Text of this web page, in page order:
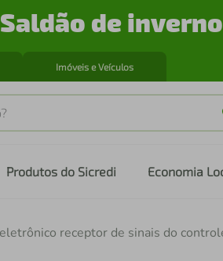
Saldão de inverno
Imóveis e Veículos
Produtos do Sicredi Economia